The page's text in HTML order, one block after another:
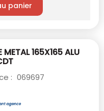
panier
METAL 165X165 ALU
: 069697